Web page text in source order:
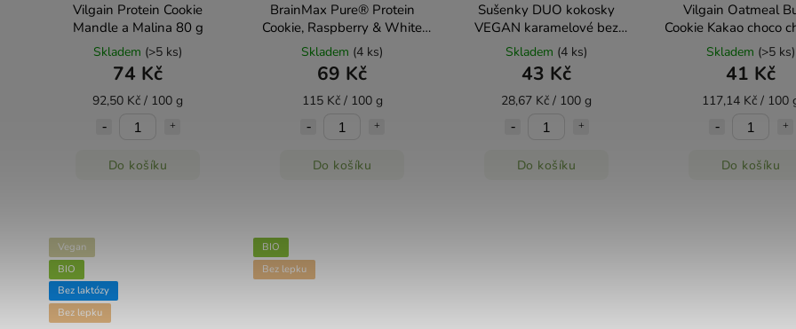
Vilgain Protein Cookie
Mandle a Malina 80 g
Skladem (>5 ks)
74 Kč
92,50 Kč / 100 g
Do košíku
BrainMax Pure® Protein
Cookie, Raspberry & White
chocolate, BIO, 60 g
Skladem (4 ks)
69 Kč
115 Kč / 100 g
Do košíku
Sušenky DUO kokosky
VEGAN karamelové bez
lepku, vajec a mléka - Natural
150g
Skladem (4 ks)
43 Kč
28,67 Kč / 100 g
Do košíku
Vilgain Oatmeal
Cookie Kakao choco
Skladem (>5 ks)
41 Kč
117,14 Kč / 100
Do košíku
Vegan
BIO
Bez laktózy
Bez lepku
BIO
Bez lepku